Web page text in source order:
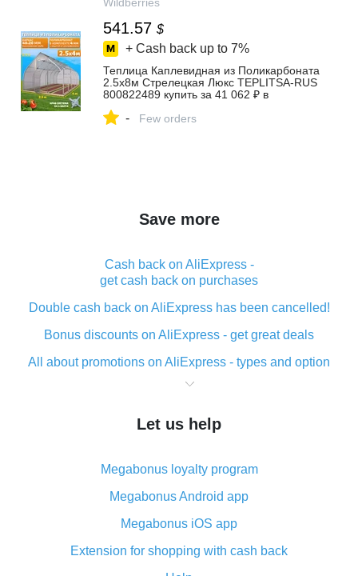
541.57 $
+ Cash back up to 7%
Теплица Каплевидная из Поликарбоната
2.5х8м Стрелецкая Люкс TEPLITSA-RUS
800822489 купить за 41 062 ₽ в
- Few orders
Save more
Cash back on AliExpress -
get cash back on purchases
Double cash back on AliExpress has been cancelled!
Bonus discounts on AliExpress - get great deals
All about promotions on AliExpress - types and option
What is cash back when making purchases on
The best place to download cash back for AliExpress
What is the AliExpress cash back plugin and what are
its advantages
Cash back from the AliExpress mobile app -
advantages of the plugin
Double cash back on AliExpress has been cancelled!
Let us help
Megabonus loyalty program
Megabonus Android app
Megabonus iOS app
Extension for shopping with cash back